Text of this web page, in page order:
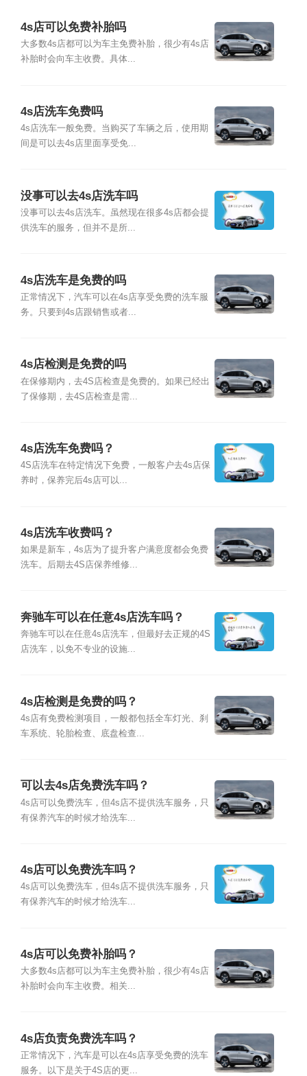
4s店可以免费补胎吗
大多数4s店都可以为车主免费补胎，很少有4s店
补胎时会向车主收费。具体...
4s店洗车免费吗
4s店洗车一般免费。当购买了车辆之后，使用期
间是可以去4s店里面享受免...
没事可以去4s店洗车吗
没事可以去4s店洗车。虽然现在很多4s店都会提
供洗车的服务，但并不是所...
4s店洗车是免费的吗
正常情况下，汽车可以在4s店享受免费的洗车服
务。只要到4s店跟销售或者...
4s店检测是免费的吗
在保修期内，去4S店检查是免费的。如果已经出
了保修期，去4S店检查是需...
4s店洗车免费吗？
4S店洗车在特定情况下免费，一般客户去4s店保
养时，保养完后4s店可以...
4s店洗车收费吗？
如果是新车，4s店为了提升客户满意度都会免费
洗车。后期去4S店保养维修...
奔驰车可以在任意4s店洗车吗？
奔驰车可以在任意4s店洗车，但最好去正规的4S
店洗车，以免不专业的设施...
4s店检测是免费的吗？
4s店有免费检测项目，一般都包括全车灯光、刹
车系统、轮胎检查、底盘检查...
可以去4s店免费洗车吗？
4s店可以免费洗车，但4s店不提供洗车服务，只
有保养汽车的时候才给洗车...
4s店可以免费洗车吗？
4s店可以免费洗车，但4s店不提供洗车服务，只
有保养汽车的时候才给洗车...
4s店可以免费补胎吗？
大多数4s店都可以为车主免费补胎，很少有4s店
补胎时会向车主收费。相关...
4s店负责免费洗车吗？
正常情况下，汽车是可以在4s店享受免费的洗车
服务。以下是关于4S店的更...